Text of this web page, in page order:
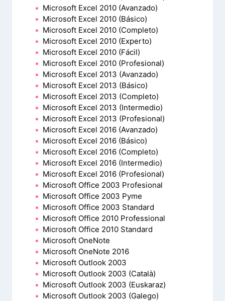
Microsoft Excel 2010 (Avanzado)
Microsoft Excel 2010 (Básico)
Microsoft Excel 2010 (Completo)
Microsoft Excel 2010 (Experto)
Microsoft Excel 2010 (Fácil)
Microsoft Excel 2010 (Profesional)
Microsoft Excel 2013 (Avanzado)
Microsoft Excel 2013 (Básico)
Microsoft Excel 2013 (Completo)
Microsoft Excel 2013 (Intermedio)
Microsoft Excel 2013 (Profesional)
Microsoft Excel 2016 (Avanzado)
Microsoft Excel 2016 (Básico)
Microsoft Excel 2016 (Completo)
Microsoft Excel 2016 (Intermedio)
Microsoft Excel 2016 (Profesional)
Microsoft Office 2003 Profesional
Microsoft Office 2003 Pyme
Microsoft Office 2003 Standard
Microsoft Office 2010 Professional
Microsoft Office 2010 Standard
Microsoft OneNote
Microsoft OneNote 2016
Microsoft Outlook 2003
Microsoft Outlook 2003 (Català)
Microsoft Outlook 2003 (Euskaraz)
Microsoft Outlook 2003 (Galego)